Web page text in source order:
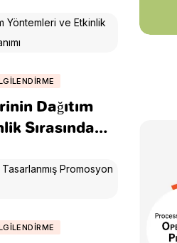
Dağıtım
Sırasında